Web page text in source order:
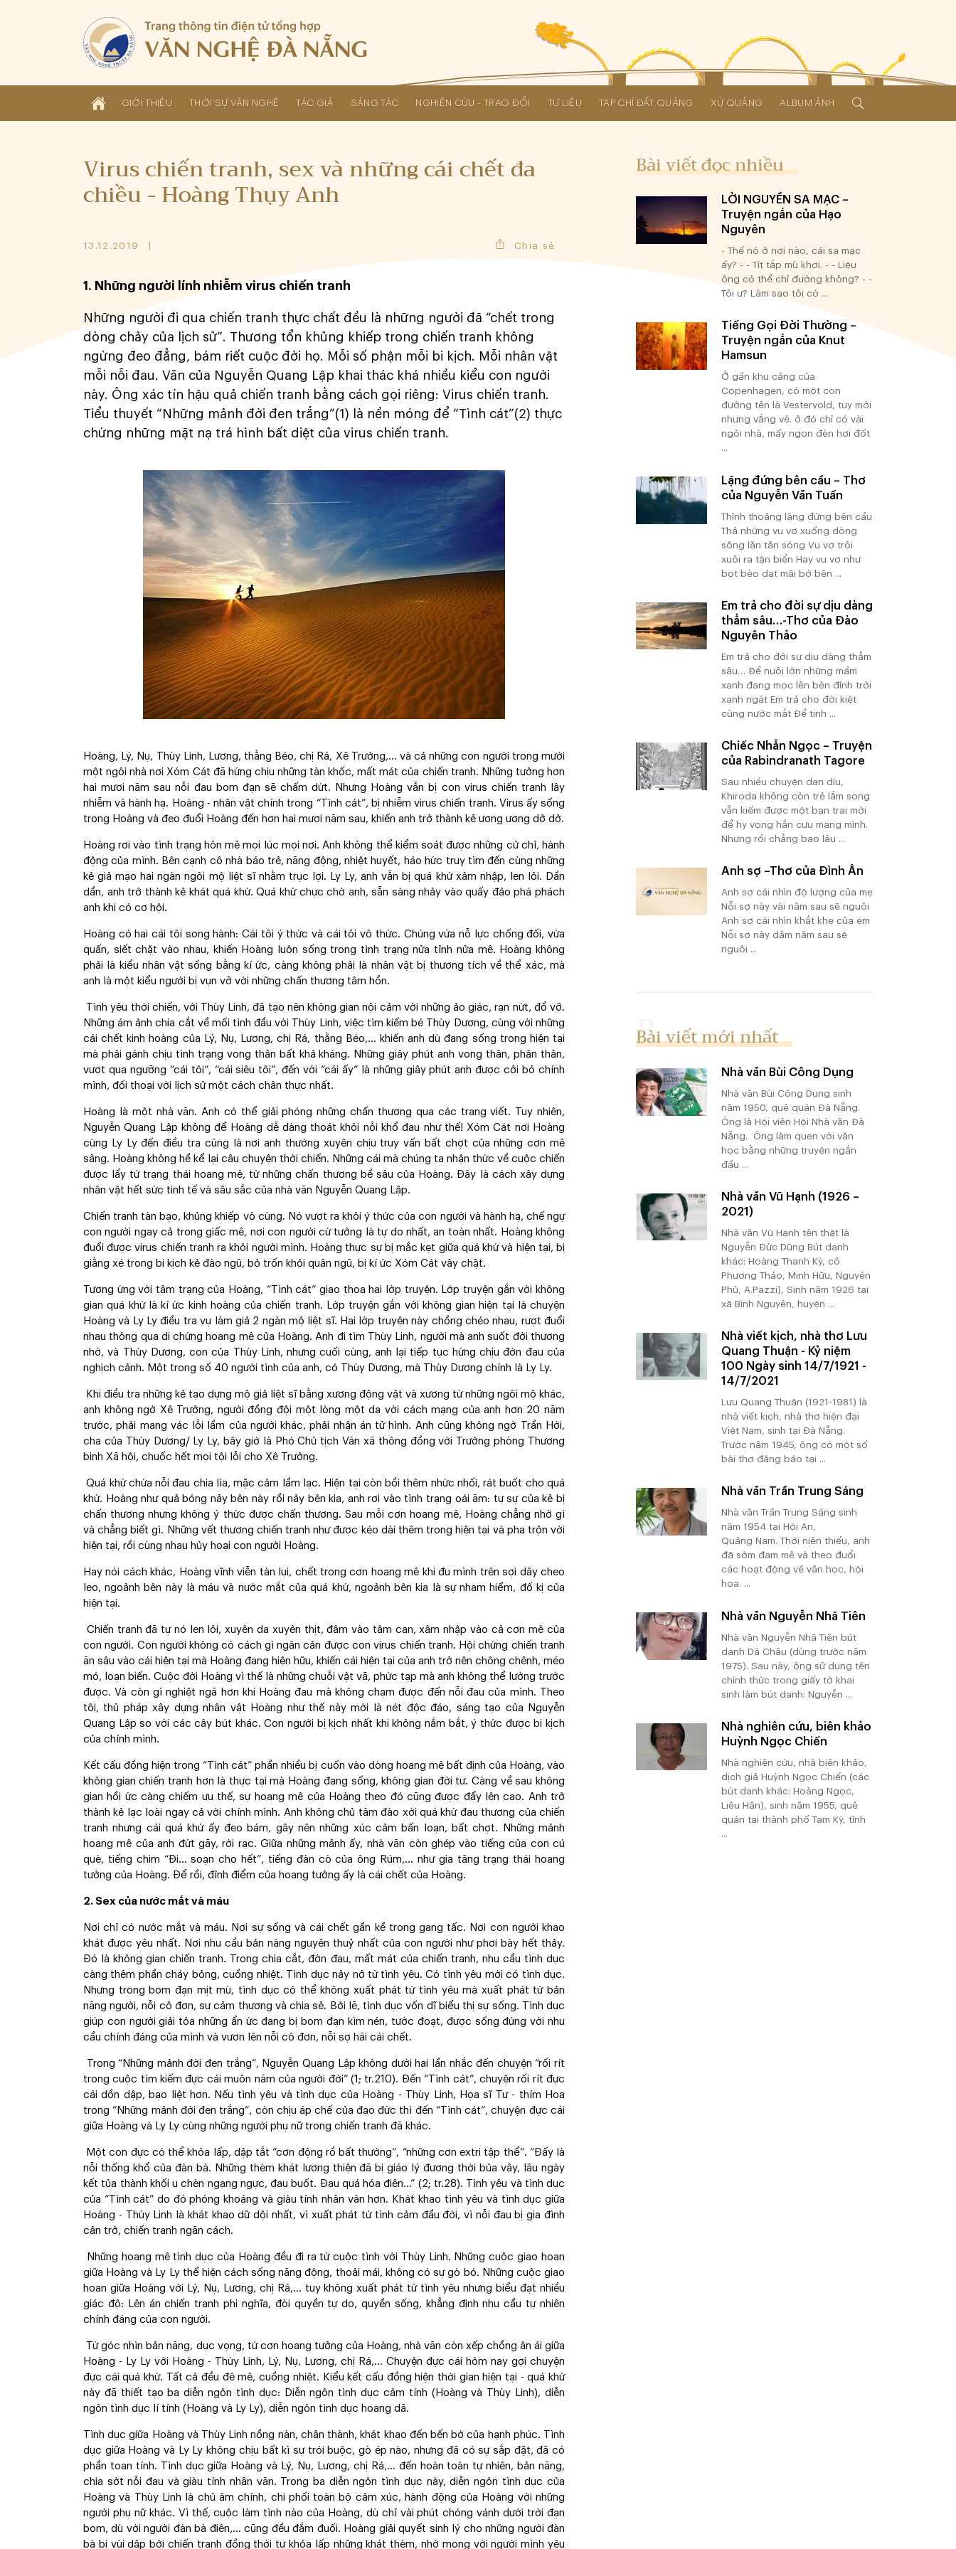
GIỚI THIỆU THỜI SỰ VĂN NGHỆ TÁC GIẢ SÁNG TÁC NGHIÊN CỨU - TRAO ĐỔI TƯ LIỆU TẠP CHÍ ĐẤT QUẢNG XỨ QUẢNG ALBUM ẢNH
Virus chiến tranh, sex và những cái chết đa
chiều - Hoàng Thụy Anh
13.12.2019 Chia sẻ
1. Những người lính nhiễm virus chiến tranh
Những người đi qua chiến tranh thực chất đều là những người đã “chết trong
dòng chảy của lịch sử”. Thương tổn khủng khiếp trong chiến tranh không
ngừng đeo đẳng, bám riết cuộc đời họ. Mỗi số phận mỗi bi kịch. Mỗi nhân vật
mỗi nỗi đau. Văn của Nguyễn Quang Lập khai thác khá nhiều kiểu con người
này. Ông xác tín hậu quả chiến tranh bằng cách gọi riêng: Virus chiến tranh.
Tiểu thuyết “Những mảnh đời đen trắng”(1) là nền móng để “Tình cát”(2) thực
chứng những mặt nạ trá hình bất diệt của virus chiến tranh.
Hoàng, Lý, Nụ, Thùy Linh, Lương, thằng Béo, chị Rá, Xê Trưởng,... và cả những con người trong mười
một ngôi nhà nơi Xóm Cát đã hứng chịu những tàn khốc, mất mát của chiến tranh. Những tưởng hơn
hai mươi năm sau nỗi đau bom đạn sẽ chấm dứt. Nhưng Hoàng vẫn bị con virus chiến tranh lây
nhiễm và hành hạ. Hoàng - nhân vật chính trong “Tình cát”, bị nhiễm virus chiến tranh. Virus ấy sống
trong Hoàng và đeo đuổi Hoàng đến hơn hai mươi năm sau, khiến anh trở thành kẻ ương ương dở dở.
Hoàng rơi vào tình trạng hôn mê mọi lúc mọi nơi. Anh không thể kiểm soát được những cử chỉ, hành
động của mình. Bên cạnh cô nhà báo trẻ, năng động, nhiệt huyết, háo hức truy tìm đến cùng những
kẻ giả mạo hai ngàn ngôi mộ liệt sĩ nhằm trục lợi. Ly Ly, anh vẫn bị quá khứ xâm nhập, len lỏi. Dần
dần, anh trở thành kẻ khát quá khứ. Quá khứ chực chờ anh, sẵn sàng nhảy vào quấy đảo phá phách
anh khi có cơ hội.
Hoàng có hai cái tôi song hành: Cái tôi ý thức và cái tôi vô thức. Chúng vừa nỗ lực chống đối, vừa
quấn, siết chặt vào nhau, khiến Hoàng luôn sống trong tình trạng nửa tỉnh nửa mê. Hoàng không
phải là kiểu nhân vật sống bằng kí ức, càng không phải là nhân vật bị thương tích về thể xác, mà
anh là một kiểu người bị vụn vỡ với những chấn thương tâm hồn.
Tình yêu thời chiến, với Thùy Linh, đã tạo nên không gian nội cảm với những ảo giác, rạn nứt, đổ vỡ.
Những ám ảnh chia cắt về mối tình đầu với Thùy Linh, việc tìm kiếm bé Thùy Dương, cùng với những
cái chết kinh hoàng của Lý, Nụ, Lương, chị Rá, thằng Béo,... khiến anh dù đang sống trong hiện tại
mà phải gánh chịu tình trạng vong thân bất khả kháng. Những giây phút anh vong thân, phân thân,
vượt qua ngưỡng “cái tôi”, “cái siêu tôi”, đến với “cái ấy” là những giây phút anh được cởi bỏ chính
mình, đối thoại với lịch sử một cách chân thực nhất.
Hoàng là một nhà văn. Anh có thể giải phóng những chấn thương qua các trang viết. Tuy nhiên,
Nguyễn Quang Lập không để Hoàng dễ dàng thoát khỏi nỗi khổ đau như thế! Xóm Cát nơi Hoàng
cùng Ly Ly đến điều tra cũng là nơi anh thường xuyên chịu truy vấn bất chợt của những cơn mê
sảng. Hoàng không hề kể lại câu chuyện thời chiến. Những cái mà chúng ta nhận thức về cuộc chiến
được lẩy từ trạng thái hoang mê, từ những chấn thương bề sâu của Hoàng. Đây là cách xây dựng
nhân vật hết sức tinh tế và sâu sắc của nhà văn Nguyễn Quang Lập.
Chiến tranh tàn bạo, khủng khiếp vô cùng. Nó vượt ra khỏi ý thức của con người và hành hạ, chế ngự
con người ngay cả trong giấc mê, nơi con người cứ tưởng là tự do nhất, an toàn nhất. Hoàng không
đuổi được virus chiến tranh ra khỏi người mình. Hoàng thực sự bị mắc kẹt giữa quá khứ và hiện tại, bị
giằng xé trong bi kịch kẻ đào ngũ, bỏ trốn khỏi quân ngũ, bị kí ức Xóm Cát vây chặt.
Tương ứng với tâm trạng của Hoàng, “Tình cát” giao thoa hai lớp truyện. Lớp truyện gắn với không
gian quá khứ là kí ức kinh hoàng của chiến tranh. Lớp truyện gắn với không gian hiện tại là chuyện
Hoàng và Ly Ly điều tra vụ làm giả 2 ngàn mộ liệt sĩ. Hai lớp truyện này chồng chéo nhau, rượt đuổi
nhau thông qua di chứng hoang mê của Hoàng. Anh đi tìm Thùy Linh, người mà anh suốt đời thương
nhớ, và Thùy Dương, con của Thùy Linh, nhưng cuối cùng, anh lại tiếp tục hứng chịu đớn đau của
nghịch cảnh. Một trong số 40 người tình của anh, có Thùy Dương, mà Thùy Dương chính là Ly Ly.
Khi điều tra những kẻ tạo dựng mộ giả liệt sĩ bằng xương động vật và xương từ những ngôi mộ khác,
anh không ngờ Xê Trưởng, người đồng đội một lòng một dạ với cách mạng của anh hơn 20 năm
trước, phải mang vác lỗi lầm của người khác, phải nhận án tử hình. Anh cũng không ngờ Trần Hới,
cha của Thùy Dương/ Ly Ly, bây giờ là Phó Chủ tịch Văn xã thông đồng với Trưởng phòng Thương
binh Xã hội, chuốc hết mọi tội lỗi cho Xê Trưởng.
Quá khứ chứa nỗi đau chia lìa, mặc cảm lầm lạc. Hiện tại còn bồi thêm nhức nhối, rát buốt cho quá
khứ. Hoàng như quả bóng nảy bên này rồi nảy bên kia, anh rơi vào tình trạng oái ăm: tự sự của kẻ bị
chấn thương nhưng không ý thức được chấn thương. Sau mỗi cơn hoang mê, Hoàng chẳng nhớ gì
và chẳng biết gì. Những vết thương chiến tranh như được kéo dài thêm trong hiện tại và pha trộn với
hiện tại, rồi cùng nhau hủy hoại con người Hoàng.
Hay nói cách khác, Hoàng vĩnh viễn tàn lụi, chết trong cơn hoang mê khi đu mình trên sợi dây cheo
leo, ngoảnh bên này là máu và nước mắt của quá khứ, ngoảnh bên kia là sự nham hiểm, đố kị của
hiện tại.
Chiến tranh đã tự nó len lỏi, xuyên da xuyên thịt, đâm vào tâm can, xâm nhập vào cả cơn mê của
con người. Con người không có cách gì ngăn cản được con virus chiến tranh. Hội chứng chiến tranh
ăn sâu vào cái hiện tại mà Hoàng đang hiện hữu, khiến cái hiện tại của anh trở nên chông chênh, méo
mó, loạn biến. Cuộc đời Hoàng vì thế là những chuỗi vật vã, phức tạp mà anh không thể lường trước
được. Và còn gì nghiệt ngã hơn khi Hoàng đau mà không chạm được đến nỗi đau của mình. Theo
tôi, thủ pháp xây dựng nhân vật Hoàng như thế này mới là nét độc đáo, sáng tạo của Nguyễn
Quang Lập so với các cây bút khác. Con người bị kịch nhất khi không nắm bắt, ý thức được bi kịch
của chính mình.
Kết cấu đồng hiện trong “Tình cát” phần nhiều bị cuốn vào dòng hoang mê bất định của Hoàng, vào
không gian chiến tranh hơn là thực tại mà Hoàng đang sống, không gian đời tư. Càng về sau không
gian hồi ức càng chiếm ưu thế, sự hoang mê của Hoàng theo đó cũng được đẩy lên cao. Anh trở
thành kẻ lạc loài ngay cả với chính mình. Anh không chủ tâm đào xới quá khứ đau thương của chiến
tranh nhưng cái quá khứ ấy đeo bám, gây nên những xúc cảm bấn loạn, bất chợt. Những mảnh
hoang mê của anh đứt gãy, rời rạc. Giữa những mảnh ấy, nhà văn còn ghép vào tiếng của con cú
què, tiếng chim “Đi... soạn cho hết”, tiếng đàn cò của ông Rúm,... như gia tăng trạng thái hoang
tưởng của Hoàng. Để rồi, đỉnh điểm của hoang tưởng ấy là cái chết của Hoàng.
2. Sex của nước mắt và máu
Nơi chỉ có nước mắt và máu. Nơi sự sống và cái chết gần kề trong gang tấc. Nơi con người khao
khát được yêu nhất. Nơi nhu cầu bản năng nguyên thuỷ nhất của con người như phơi bày hết thảy.
Đó là không gian chiến tranh. Trong chia cắt, đớn đau, mất mát của chiến tranh, nhu cầu tình dục
càng thêm phần cháy bỏng, cuồng nhiệt. Tình dục nảy nở từ tình yêu. Có tình yêu mới có tình dục.
Nhưng trong bom đạn mịt mù, tình dục có thể không xuất phát từ tình yêu mà xuất phát từ bản
năng người, nỗi cô đơn, sự cảm thương và chia sẻ. Bởi lẽ, tình dục vốn dĩ biểu thị sự sống. Tình dục
giúp con người giải tỏa những ẩn ức đang bị bom đạn kìm nén, tước đoạt, được sống đúng với nhu
cầu chính đáng của mình và vươn lên nỗi cô đơn, nỗi sợ hãi cái chết.
Trong “Những mảnh đời đen trắng”, Nguyễn Quang Lập không dưới hai lần nhắc đến chuyện “rối rít
trong cuộc tìm kiếm đực cái muôn năm của người đời” (1; tr.210). Đến “Tình cát”, chuyện rối rít đực
cái dồn dập, bạo liệt hơn. Nếu tình yêu và tình dục của Hoàng - Thùy Linh, Họa sĩ Tư - thím Hoa
trong “Những mảnh đời đen trắng”, còn chịu áp chế của đạo đức thì đến “Tình cát”, chuyện đực cái
giữa Hoàng và Ly Ly cùng những người phụ nữ trong chiến tranh đã khác.
Một con đực có thể khỏa lấp, dập tắt “cơn động rồ bất thường”, “những cơn extri tập thể”. “Đấy là
nỗi thống khổ của đàn bà. Những thèm khát lương thiện đã bị giáo lý đương thời bủa vây, lâu ngày
kết tủa thành khối u chèn ngang ngực, đau buốt. Đau quá hóa điên...” (2; tr.28). Tình yêu và tình dục
của “Tình cát” do đó phóng khoáng và giàu tính nhân văn hơn. Khát khao tình yêu và tình dục giữa
Hoàng - Thùy Linh là khát khao dữ dội nhất, vì xuất phát từ tình cảm đầu đời, vì nỗi đau bị gia đình
cản trở, chiến tranh ngăn cách.
Những hoang mê tình dục của Hoàng đều đi ra từ cuộc tình với Thùy Linh. Những cuộc giao hoan
giữa Hoàng và Ly Ly thể hiện cách sống năng động, thoải mái, không có sự gò bó. Những cuộc giao
hoan giữa Hoàng với Lý, Nụ, Lương, chị Rá,... tuy không xuất phát từ tình yêu nhưng biểu đạt nhiều
giác độ: Lên án chiến tranh phi nghĩa, đòi quyền tự do, quyền sống, khẳng định nhu cầu tự nhiên
chính đáng của con người.
Từ góc nhìn bản năng, dục vọng, từ cơn hoang tưởng của Hoàng, nhà văn còn xếp chồng ân ái giữa
Hoàng - Ly Ly với Hoàng - Thùy Linh, Lý, Nụ, Lương, chị Rá,... Chuyện đực cái hôm nay gợi chuyện
đực cái quá khứ. Tất cả đều đê mê, cuồng nhiệt. Kiểu kết cấu đồng hiện thời gian hiện tại - quá khứ
này đã thiết tạo ba diễn ngôn tình dục: Diễn ngôn tình dục cảm tính (Hoàng và Thùy Linh), diễn
ngôn tình dục lí tính (Hoàng và Ly Ly), diễn ngôn tình dục hoang dã.
Tình dục giữa Hoàng và Thùy Linh nồng nàn, chân thành, khát khao đến bến bờ của hạnh phúc. Tình
dục giữa Hoàng và Ly Ly không chịu bất kì sự trói buộc, gò ép nào, nhưng đã có sự sắp đặt, đã có
phần toan tính. Tình dục giữa Hoàng và Lý, Nụ, Lương, chị Rá,... đến hoàn toàn tự nhiên, bản năng,
chia sớt nỗi đau và giàu tính nhân văn. Trong ba diễn ngôn tình dục này, diễn ngôn tình dục của
Hoàng và Thùy Linh là chủ âm chính, chi phối toàn bộ cảm xúc, hành động của Hoàng với những
người phụ nữ khác. Vì thế, cuộc làm tình nào của Hoàng, dù chỉ vài phút chóng vánh dưới trời đạn
bom, dù với người đàn bà điên,... cũng đều đắm đuối. Hoàng giải quyết sinh lý cho những người đàn
bà bị vùi dập bởi chiến tranh đồng thời tự khỏa lấp những khát thèm, nhớ mong với người mình yêu
Bài viết đọc nhiều
LỜI NGUYỀN SA MẠC –
Truyện ngắn của Hạo
Nguyên
- Thế nó ở nơi nào, cái sa mạc
ấy? - - Tít tắp mù khơi. - - Liệu
ông có thể chỉ đường không? - -
Tôi ư? Làm sao tôi có ...
Tiếng Gọi Đời Thường –
Truyện ngắn của Knut
Hamsun
Ở gần khu cảng của
Copenhagen, có một con
đường tên là Vestervold, tuy mới
nhưng vắng vẻ. ở đó chỉ có vài
ngôi nhà, mấy ngọn đèn hơi đốt
...
Lặng đứng bên cầu – Thơ
của Nguyễn Văn Tuấn
Thỉnh thoảng lặng đứng bên cầu
Thả những vu vơ xuống dòng
sông lăn tăn sóng Vu vơ trôi
xuôi ra tận biển Hay vu vơ như
bọt bèo dạt mãi bờ bên ...
Em trả cho đời sự dịu dàng
thẳm sâu…-Thơ của Đào
Nguyên Thảo
Em trả cho đời sự dịu dàng thẳm
sâu… Để nuôi lớn những mầm
xanh đang mọc lên bên đỉnh trời
xanh ngát Em trả cho đời kiệt
cùng nước mắt Để tinh ...
Chiếc Nhẫn Ngọc – Truyện
của Rabindranath Tagore
Sau nhiều chuyện dan díu,
Khiroda không còn trẻ lắm song
vẫn kiếm được một bạn trai mới
để hy vọng hắn cưu mang mình.
Nhưng rồi chẳng bao lâu ...
Anh sợ –Thơ của Đình Ân
Anh sợ cái nhìn độ lượng của mẹ
Nỗi sợ này vài năm sau sẽ nguôi
Anh sợ cái nhìn khắt khe của em
Nỗi sợ này dăm năm sau sẽ
nguôi ...
Bài viết mới nhất
Nhà văn Bùi Công Dụng
Nhà văn Bùi Công Dụng sinh
năm 1950, quê quán Đà Nẵng.
Ông là Hội viên Hội Nhà văn Đà
Nẵng. Ông làm quen với văn
học bằng những truyện ngắn
đầu ...
Nhà văn Vũ Hạnh (1926 –
2021)
Nhà văn Vũ Hạnh tên thật là
Nguyễn Đức Dũng Bút danh
khác: Hoàng Thanh Kỳ, cô
Phương Thảo, Minh Hữu, Nguyên
Phủ, A.Pazzi), Sinh năm 1926 tại
xã Bình Nguyên, huyện ...
Nhà viết kịch, nhà thơ Lưu
Quang Thuận - Kỷ niệm
100 Ngày sinh 14/7/1921 -
14/7/2021
Lưu Quang Thuận (1921-1981) là
nhà viết kịch, nhà thơ hiện đại
Việt Nam, sinh tại Đà Nẵng.
Trước năm 1945, ông có một số
bài thơ đăng báo tại ...
Nhà văn Trần Trung Sáng
Nhà văn Trần Trung Sáng sinh
năm 1954 tại Hội An,
Quảng Nam. Thời niên thiếu, anh
đã sớm đam mê và theo đuổi
các hoạt động về văn học, hội
họa. ...
Nhà văn Nguyễn Nhã Tiên
Nhà văn Nguyễn Nhã Tiên bút
danh Dã Châu (dùng trước năm
1975). Sau này, ông sử dụng tên
chính thức trong giấy tờ khai
sinh làm bút danh: Nguyễn ...
Nhà nghiên cứu, biên khảo
Huỳnh Ngọc Chiến
Nhà nghiên cứu, nhà biên khảo,
dịch giả Huỳnh Ngọc Chiến (các
bút danh khác: Hoàng Ngọc,
Liêu Hân), sinh năm 1955, quê
quán tại thành phố Tam Kỳ, tỉnh
...